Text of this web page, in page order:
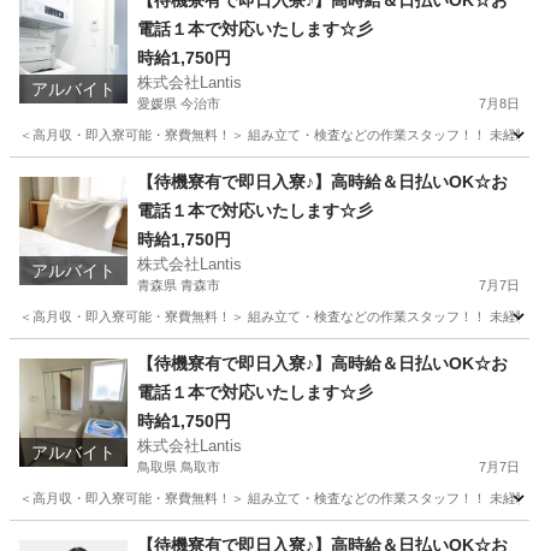
アルバイト
電話１本で対応いたします☆彡
時給1,750円
株式会社Lantis
愛媛県 今治市 7月8日
＜高月収・即入寮可能・寮費無料！＞ 組み立て・検査などの作業スタッフ！！ 未経
工場 スタッフ
アルバイト
【待機寮有で即日入寮♪】高時給＆日払いOK☆お
電話１本で対応いたします☆彡
時給1,750円
株式会社Lantis
青森県 青森市 7月7日
＜高月収・即入寮可能・寮費無料！＞ 組み立て・検査などの作業スタッフ！！ 未経
工場 スタッフ
アルバイト
【待機寮有で即日入寮♪】高時給＆日払いOK☆お
電話１本で対応いたします☆彡
時給1,750円
株式会社Lantis
鳥取県 鳥取市 7月7日
＜高月収・即入寮可能・寮費無料！＞ 組み立て・検査などの作業スタッフ！！ 未経
工場 スタッフ
【待機寮有で即日入寮♪】高時給＆日払いOK☆お